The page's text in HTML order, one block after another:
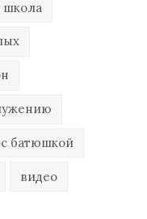
школа
батюшкой
видео